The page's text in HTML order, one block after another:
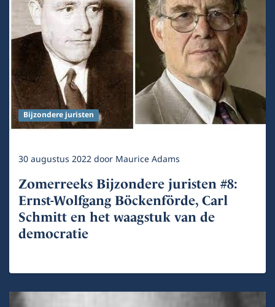
Bijzondere juristen
30 augustus 2022door Maurice Adams
Zomerreeks Bijzondere juristen #8:
Ernst-Wolfgang Böckenförde, Carl
Schmitt en het waagstuk van de
democratie